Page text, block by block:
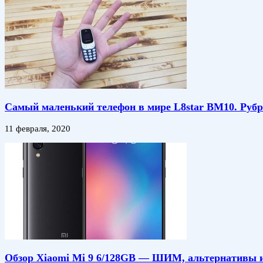
Самый маленький телефон в мире L8star BM10.
11 февраля, 2020
Обзор Xiaomi Mi 9 6/128GB — ШИМ, альтернативы